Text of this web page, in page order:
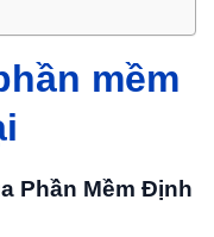
mềm
Phần Mềm Định